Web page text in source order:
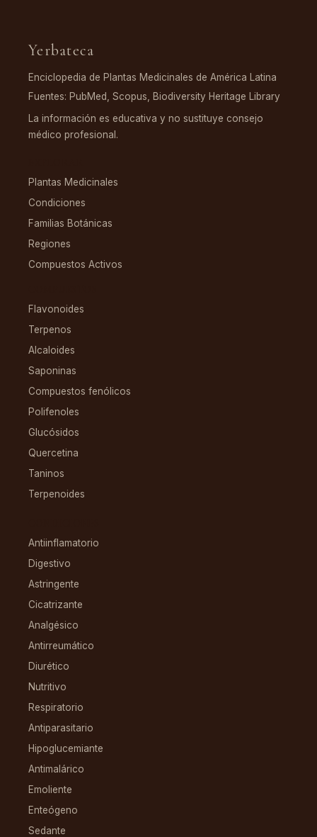
Yerbateca
Enciclopedia de Plantas Medicinales de América Latina
Fuentes: PubMed, Scopus, Biodiversity Heritage Library
La información es educativa y no sustituye consejo
médico profesional.
Plantas Medicinales
Condiciones
Familias Botánicas
Regiones
Compuestos Activos
Flavonoides
Terpenos
Alcaloides
Saponinas
Compuestos fenólicos
Polifenoles
Glucósidos
Quercetina
Taninos
Terpenoides
Antiinflamatorio
Digestivo
Astringente
Cicatrizante
Analgésico
Antirreumático
Diurético
Nutritivo
Respiratorio
Antiparasitario
Hipoglucemiante
Antimalárico
Emoliente
Enteógeno
Sedante